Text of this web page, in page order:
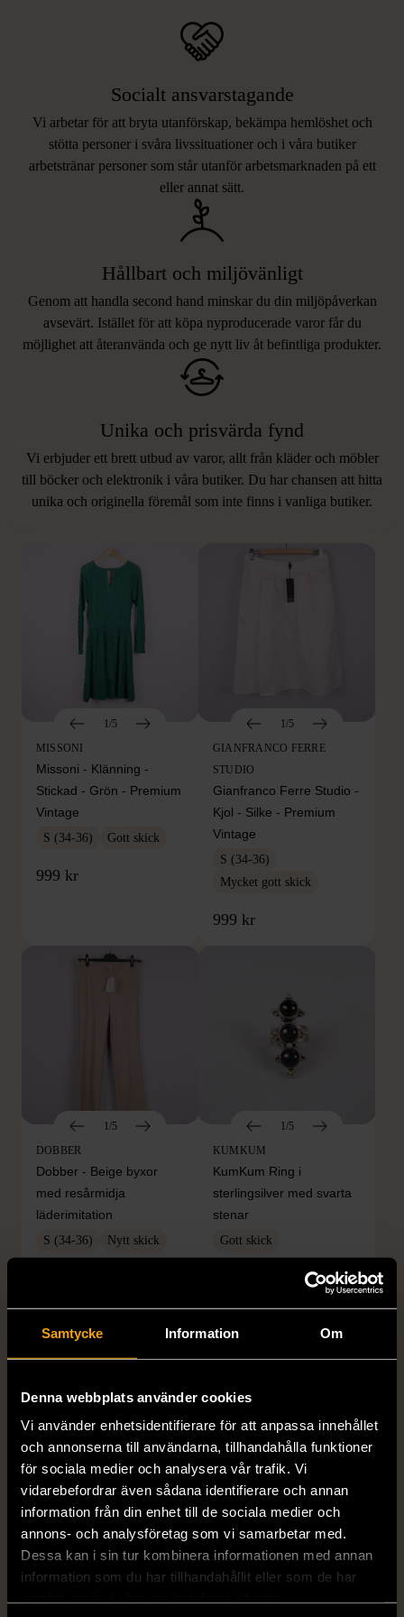
Samtycke Information Om
Denna webbplats använder cookies
Vi använder enhetsidentifierare för att anpassa innehållet
och annonserna till användarna, tillhandahålla funktioner
för sociala medier och analysera vår trafik. Vi
vidarebefordrar även sådana identifierare och annan
information från din enhet till de sociala medier och
annons- och analysföretag som vi samarbetar med.
Dessa kan i sin tur kombinera informationen med annan
information som du har tillhandahållit eller som de har
Socialt ansvarstagande
Vi arbetar för att bryta utanförskap, bekämpa hemlöshet och
stötta personer i svåra livssituationer och i våra butiker
arbetstränar personer som står utanför arbetsmarknaden på ett
eller annat sätt.
Hållbart och miljövänligt
Genom att handla second hand minskar du din miljöpåverkan
avsevärt. Istället för att köpa nyproducerade varor får du
möjlighet att återanvända och ge nytt liv åt befintliga produkter.
Unika och prisvärda fynd
Vi erbjuder ett brett utbud av varor, allt från kläder och möbler
till böcker och elektronik i våra butiker. Du har chansen att hitta
unika och originella föremål som inte finns i vanliga butiker.
LIKNANDE PRODUKTER
Hitta produkter som påminner om denna
1/5
MISSONI
Missoni - Klänning -
Stickad - Grön - Premium
Vintage
S (34-36) Gott skick
999 kr
1/5
GIANFRANCO FERRE
STUDIO
Gianfranco Ferre Studio -
Kjol - Silke - Premium
Vintage
S (34-36)
Mycket gott skick
999 kr
1/5
DOBBER
Dobber - Beige byxor
med resårmidja
läderimitation
S (34-36) Nytt skick
1/5
KUMKUM
KumKum Ring i
sterlingsilver med svarta
stenar
Gott skick
OKÄNT MÄRKE
Örhängen i sterlingsilver
med spikberlocker
Mycket gott skick
OKÄNT MÄRKE
Armband med färgglada
kulor
Gott skick